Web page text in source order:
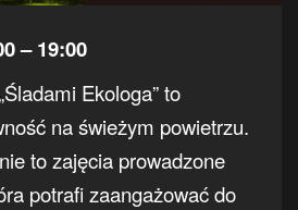
– 19:00
Ekologa” to
na świeżym powietrzu.
to zajęcia prowadzone
potrafi zaangażować do